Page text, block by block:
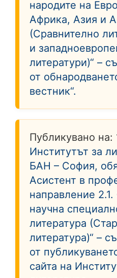
народите на
Африка, Азия и
(Сравнително
и
литератури)“ –
от
вестник“.
Публикувано на:
Институтът за
БАН – София,
Асистент в
направление
научна
литература
литература)“ –
от
сайта на